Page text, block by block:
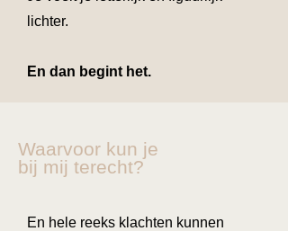
lichter.
En dan begint het.
Waarvoor kun je
bij mij terecht?
En hele reeks klachten kunnen